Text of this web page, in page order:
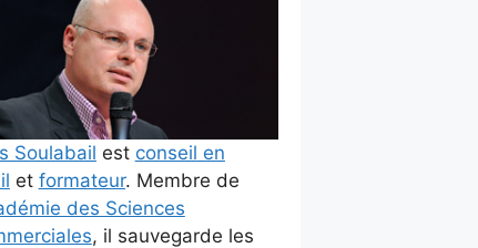
Soulabail est conseil en
et formateur. Membre de
des Sciences
, il sauvegarde les